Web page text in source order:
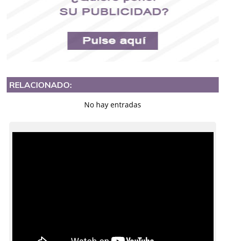
RELACIONADO:
No hay entradas